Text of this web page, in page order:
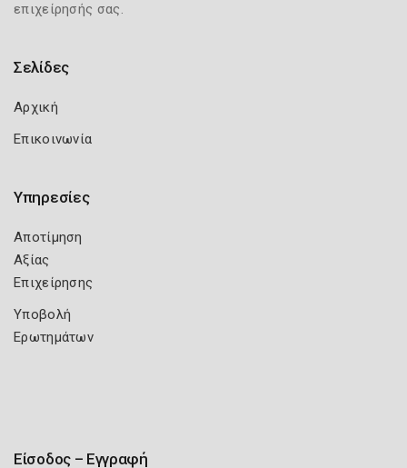
επιχείρησής σας.
Σελίδες
Αρχική
Επικοινωνία
Υπηρεσίες
Αποτίμηση
Αξίας
Επιχείρησης
Υποβολή
Ερωτημάτων
Είσοδος – Εγγραφή